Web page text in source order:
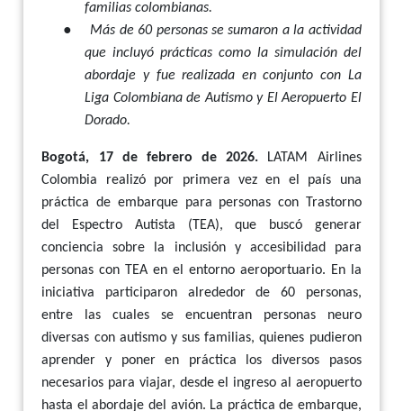
familias colombianas.
●
Más de 60 personas se sumaron a la actividad
que incluyó prácticas como la simulación del
abordaje y fue realizada en conjunto con La
Liga Colombiana de Autismo y El Aeropuerto El
Dorado.
Bogotá, 17 de febrero de 2026. LATAM Airlines
Colombia realizó por primera vez en el país una
práctica de embarque para personas con Trastorno
del Espectro Autista (TEA), que buscó generar
conciencia sobre la inclusión y accesibilidad para
personas con TEA en el entorno aeroportuario. En la
iniciativa participaron alrededor de 60 personas,
entre las cuales se encuentran personas neuro
diversas con autismo y sus familias, quienes pudieron
aprender y poner en práctica los diversos pasos
necesarios para viajar, desde el ingreso al aeropuerto
hasta el abordaje del avión. La práctica de embarque,